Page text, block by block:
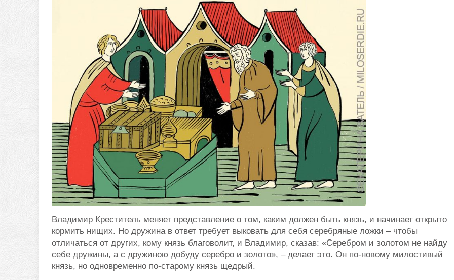
Владимир Креститель меняет представление о том, каким должен быть князь, и начинает открыто
кормить нищих. Но дружина в ответ требует выковать для себя серебряные ложки – чтобы
отличаться от других, кому князь благоволит, и Владимир, сказав: «Серебром и золотом не найду
себе дружины, а с дружиною добуду серебро и золото», – делает это. Он по-новому милостивый
князь, но одновременно по-старому князь щедрый.